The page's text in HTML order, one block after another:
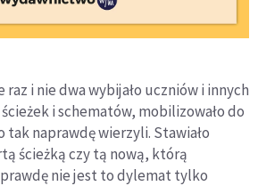
raz i nie dwa wybijało uczniów i innych
i schematów, mobilizowało do
naprawdę wierzyli. Stawiało
ścieżką czy tą nową, którą
nie jest to dylemat tylko